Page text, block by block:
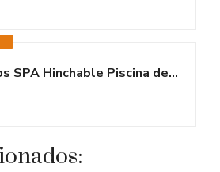
Arebos SPA Hinchable Piscina de hidromasaje | Hinchable | Redonda | para...